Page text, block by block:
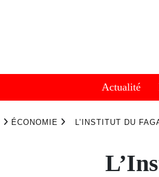
Actualité
ÉCONOMIE
L’INSTITUT DU